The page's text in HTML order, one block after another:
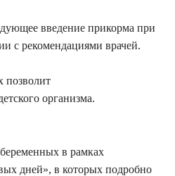
введение прикорма при
с рекомендациями врачей.
позволит
организма.
в рамках
дней», в которых подробно